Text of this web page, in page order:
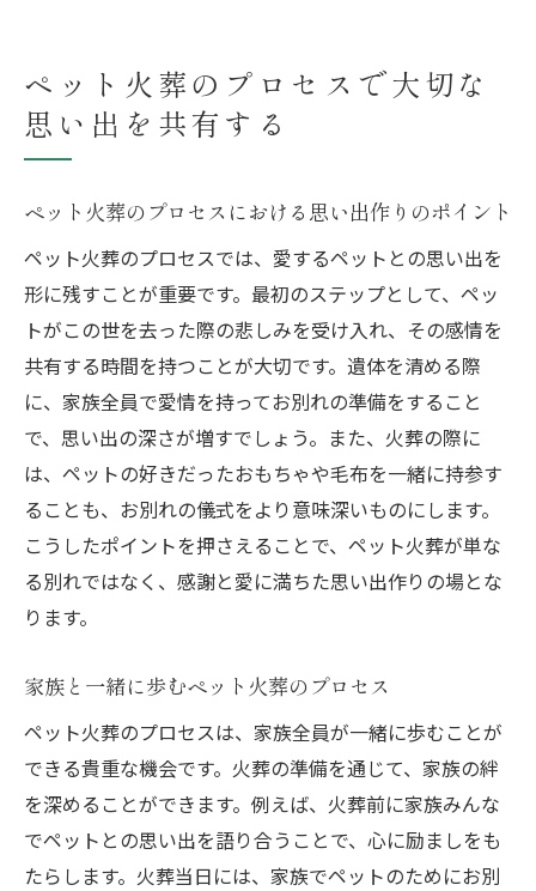
ペット火葬のプロセスで大切な
思い出を共有する
ペット火葬のプロセスにおける思い出作りのポイント
ペット火葬のプロセスでは、愛するペットとの思い出を
形に残すことが重要です。最初のステップとして、ペッ
トがこの世を去った際の悲しみを受け入れ、その感情を
共有する時間を持つことが大切です。遺体を清める際
に、家族全員で愛情を持ってお別れの準備をすること
で、思い出の深さが増すでしょう。また、火葬の際に
は、ペットの好きだったおもちゃや毛布を一緒に持参す
ることも、お別れの儀式をより意味深いものにします。
こうしたポイントを押さえることで、ペット火葬が単な
る別れではなく、感謝と愛に満ちた思い出作りの場とな
ります。
家族と一緒に歩むペット火葬のプロセス
ペット火葬のプロセスは、家族全員が一緒に歩むことが
できる貴重な機会です。火葬の準備を通じて、家族の絆
を深めることができます。例えば、火葬前に家族みんな
でペットとの思い出を語り合うことで、心に励ましをも
たらします。火葬当日には、家族でペットのためにお別